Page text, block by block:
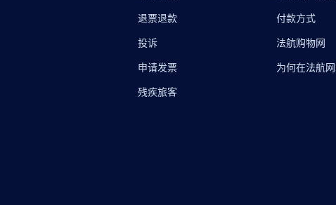
退票退款
投诉
申请发票
残疾旅客
付款方式
法航购物网
为何在法航网